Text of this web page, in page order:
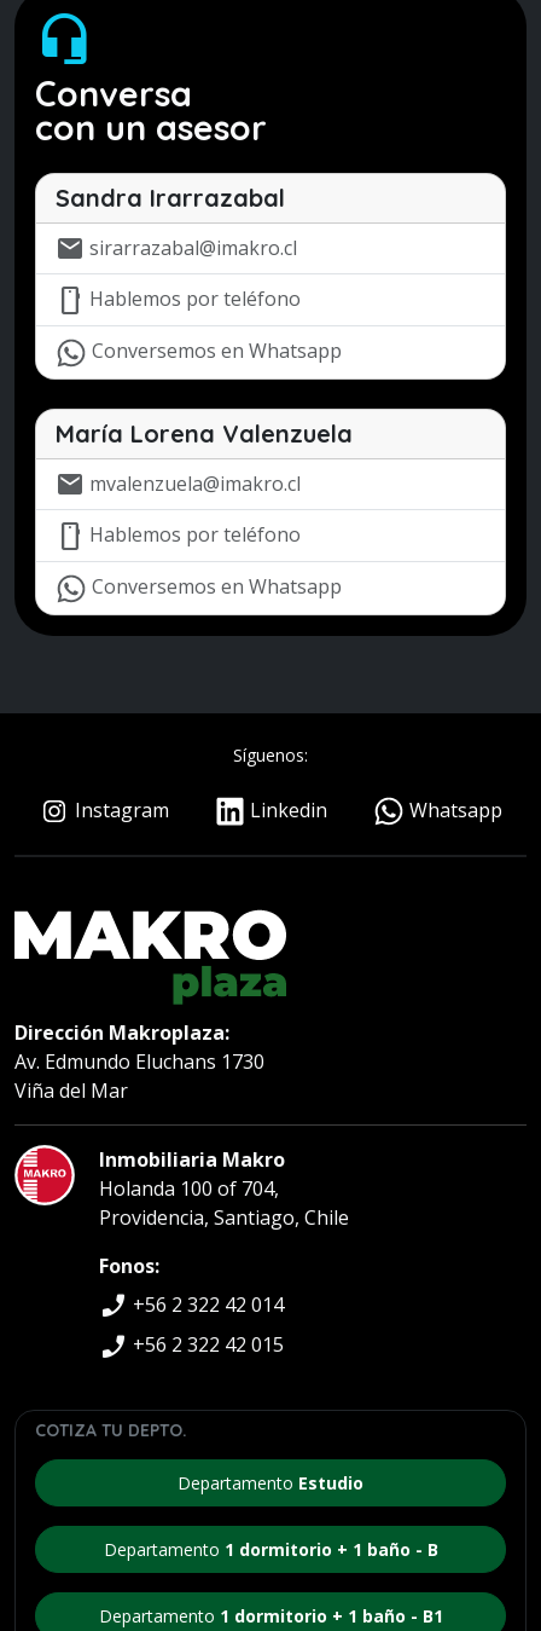
headset_mic
Conversa
con un asesor
Sandra Irarrazabal
mail sirarrazabal@imakro.cl
mobile Hablemos por teléfono
Conversemos en Whatsapp
María Lorena Valenzuela
mail mvalenzuela@imakro.cl
mobile Hablemos por teléfono
Conversemos en Whatsapp
Síguenos:
Instagram Linkedin Whatsapp
Dirección Makroplaza:
Av. Edmundo Eluchans 1730
Viña del Mar
Inmobiliaria Makro
Holanda 100 of 704,
Providencia, Santiago, Chile
Fonos:
phone_enabled +56 2 322 42 014
phone_enabled +56 2 322 42 015
COTIZA TU DEPTO.
Departamento Estudio
Departamento 1 dormitorio + 1 baño - B
Departamento 1 dormitorio + 1 baño - B1